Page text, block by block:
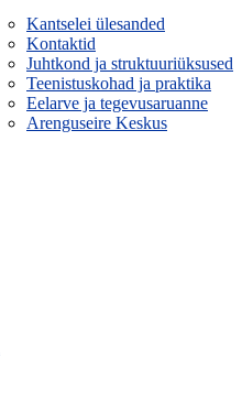
Kantselei ülesanded
Kontaktid
Juhtkond ja struktuuriüksused
Teenistuskohad ja praktika
Eelarve ja tegevusaruanne
Arenguseire Keskus